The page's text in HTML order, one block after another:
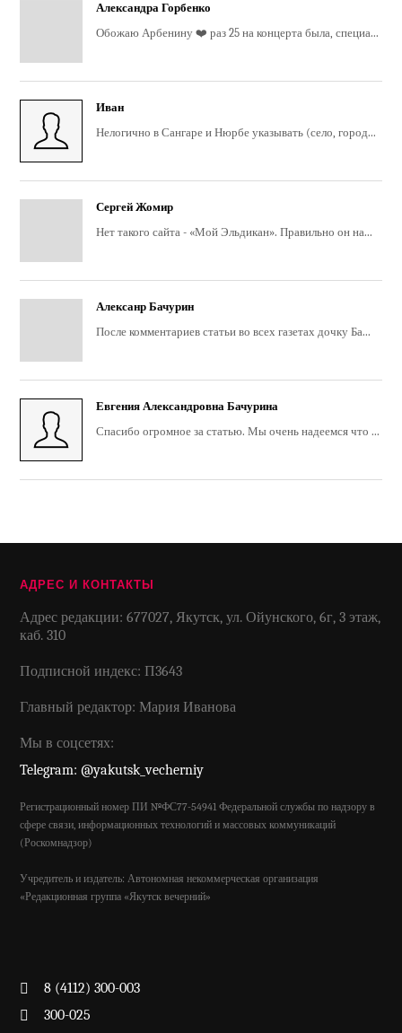
Александра Горбенко
Обожаю Арбенину ❤️ раз 25 на концерта была, специа...
Иван
Нелогично в Сангаре и Нюрбе указывать (село, город...
Сергей Жомир
Нет такого сайта - «Мой Эльдикан». Правильно он на...
Алексанр Бачурин
После комментариев статьи во всех газетах дочку Ба...
Евгения Александровна Бачурина
Спасибо огромное за статью. Мы очень надеемся что ...
АДРЕС И КОНТАКТЫ
Адрес редакции: 677027, Якутск, ул. Ойунского, 6г, 3 этаж,
каб. 310
Подписной индекс: П3643
Главный редактор: Мария Иванова
Мы в соцсетях:
Telegram: @yakutsk_vecherniy
Регистрационный номер ПИ №ФС77-54941 Федеральной службы по надзору в
сфере связи, информационных технологий и массовых коммуникаций
(Роскомнадзор)
Учредитель и издатель: Автономная некоммерческая организация
«Редакционная группа «Якутск вечерний»
8 (4112) 300-003
300-025